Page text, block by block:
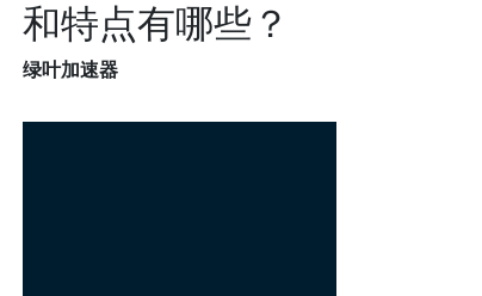
和特点有哪些？
绿叶加速器